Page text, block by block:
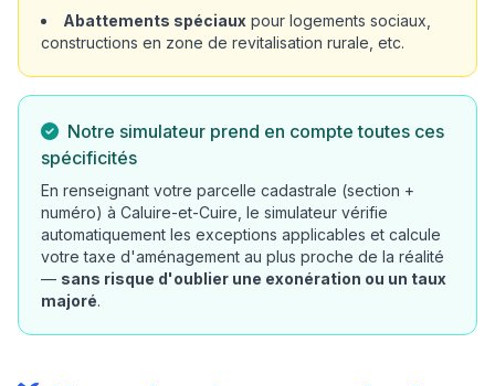
Abattements spéciaux pour logements sociaux,
constructions en zone de revitalisation rurale, etc.
Notre simulateur prend en compte toutes ces
spécificités
En renseignant votre parcelle cadastrale (section +
numéro) à Caluire-et-Cuire, le simulateur vérifie
automatiquement les exceptions applicables et calcule
votre taxe d'aménagement au plus proche de la réalité
— sans risque d'oublier une exonération ou un taux
majoré.